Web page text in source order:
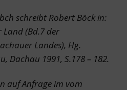
schreibt Robert Böck in:
(Bd.7 der
Landes), Hg.
Dachau 1991, S.178 – 182.
auf Anfrage im vom